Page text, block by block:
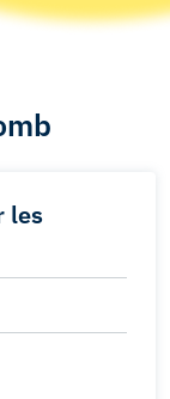
les